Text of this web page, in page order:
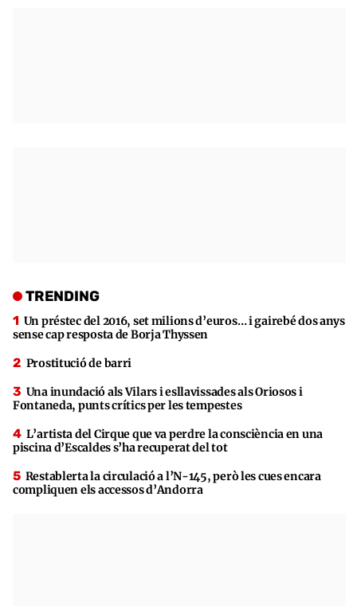
TRENDING
Un préstec del 2016, set milions d’euros… i gairebé dos anys
sense cap resposta de Borja Thyssen
Prostitució de barri
Una inundació als Vilars i esllavissades als Oriosos i
Fontaneda, punts crítics per les tempestes
L’artista del Cirque que va perdre la consciència en una
piscina d’Escaldes s’ha recuperat del tot
Restablerta la circulació a l’N-145, però les cues encara
compliquen els accessos d’Andorra